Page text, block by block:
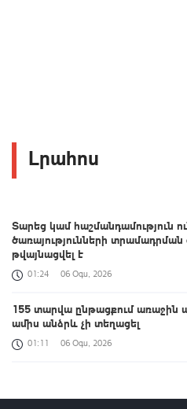
Լրահոս
Տարեց կամ հաշմանդամություն
ծառայությունների
թվայնացվել է
01:24 06 Օգս, 2026
155 տարվա ընթացքում առաջին
ամիս անձրև չի տեղացել
01:11 06 Օգս, 2026